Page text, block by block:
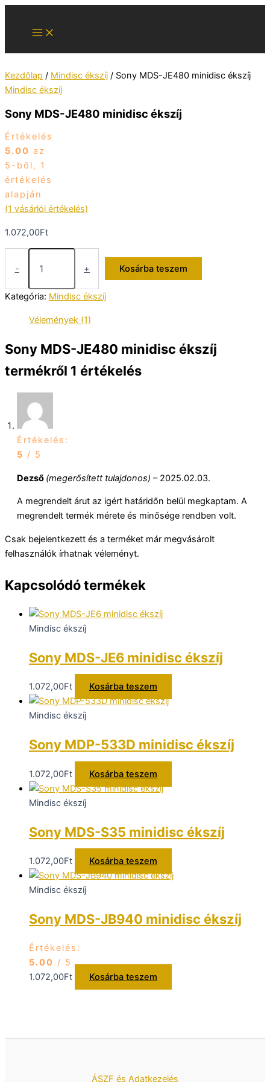
Kezdőlap / Mindisc ékszíj / Sony MDS-JE480 minidisc ékszíj
Mindisc ékszíj
Sony MDS-JE480 minidisc ékszíj
Értékelés
5.00 az
5-ből, 1
értékelés
alapján
(1 vásárlói értékelés)
1.072,00Ft
-
minidisc
ékszíj
mennyiség
+ Kosárba teszem
Kategória: Mindisc ékszíj
Vélemények (1)
Sony MDS-JE480 minidisc ékszíj
termékről 1 értékelés
Értékelés:
5 / 5
Dezső (megerősített tulajdonos) – 2025.02.03.
A megrendelt árut az igért határidőn belül megkaptam. A
megrendelt termék mérete és minősége rendben volt.
Csak bejelentkezett és a terméket már megvásárolt
felhasználók írhatnak véleményt.
Kapcsolódó termékek
Mindisc ékszíj
Sony MDS-JE6 minidisc ékszíj
1.072,00Ft Kosárba teszem
Mindisc ékszíj
Sony MDP-533D minidisc ékszíj
1.072,00Ft Kosárba teszem
Mindisc ékszíj
Sony MDS-S35 minidisc ékszíj
1.072,00Ft Kosárba teszem
Mindisc ékszíj
Sony MDS-JB940 minidisc ékszíj
Értékelés:
5.00 / 5
1.072,00Ft Kosárba teszem
ÁSZF és Adatkezelés